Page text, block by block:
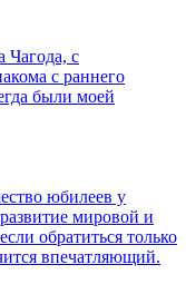
Чагода, с
с раннего
были моей
юбилеев у
мировой и
обратиться только
впечатляющий.